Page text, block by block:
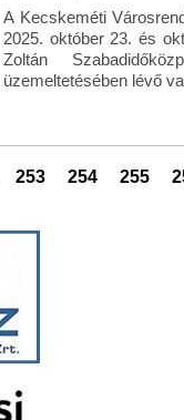
A Kecskeméti
2025. október 23. és
Zoltán
üzemeltetésében lévő
253 254 255